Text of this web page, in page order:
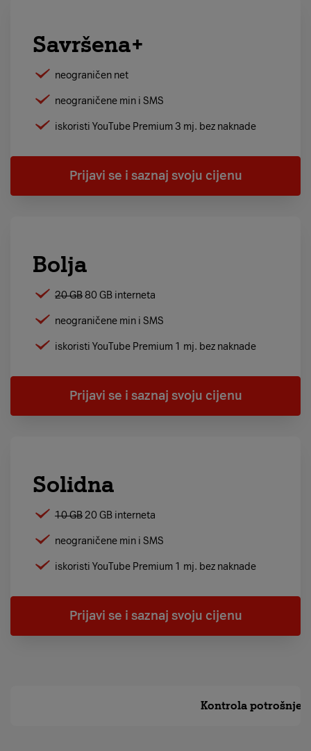
Savršena+
neograničen net
neograničene min i SMS
iskoristi YouTube Premium 3 mj. bez naknade
Prijavi se i saznaj svoju cijenu
Bolja
20 GB80 GB interneta
neograničene min i SMS
iskoristi YouTube Premium 1 mj. bez naknade
Prijavi se i saznaj svoju cijenu
Solidna
10 GB20 GB interneta
neograničene min i SMS
iskoristi YouTube Premium 1 mj. bez naknade
Prijavi se i saznaj svoju cijenu
Kontrola potrošnje